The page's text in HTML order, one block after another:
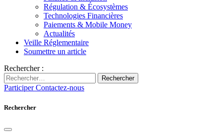
Régulation & Écosystèmes
Technologies Financières
Paiements & Mobile Money
Actualités
Veille Réglementaire
Soumettre un article
Rechercher :
Rechercher
ParticiperContactez-nous
Rechercher